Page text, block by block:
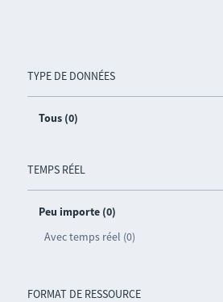
TYPE DE DONNÉES
Tous (0)
TEMPS RÉEL
Peu importe (0)
Avec temps réel (0)
FORMAT DE RESSOURCE